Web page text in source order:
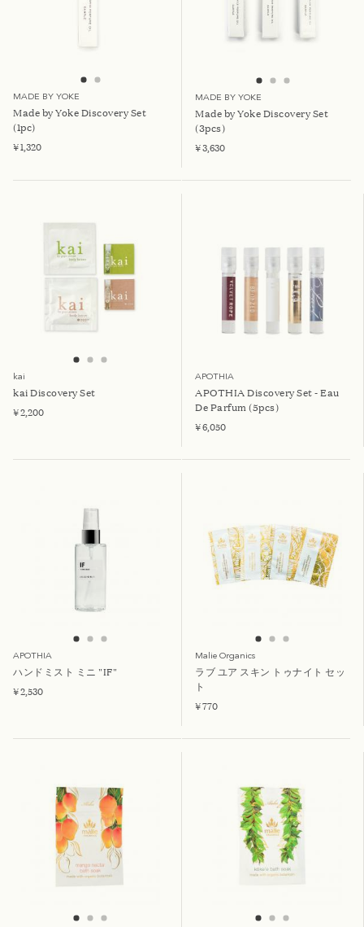
MADE BY YOKE
Made by Yoke Discovery Set
(1pc)
¥ 1,320
MADE BY YOKE
Made by Yoke Discovery Set
(3pcs)
¥ 3,630
kai
kai Discovery Set
¥ 2,200
APOTHIA
APOTHIA Discovery Set - Eau
De Parfum (5pcs)
¥ 6,050
APOTHIA
ハンドミスト ミニ "IF"
¥ 2,530
Malie Organics
ラブ ユア スキン トゥナイト セッ
ト
¥ 770